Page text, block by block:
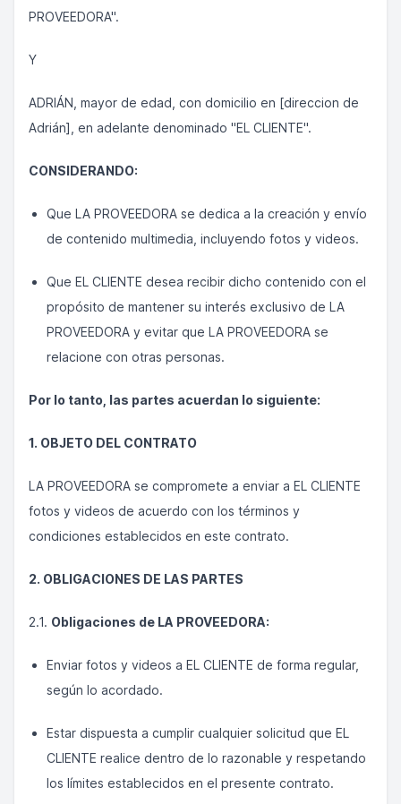
PROVEEDORA".
Y
ADRIÁN, mayor de edad, con domicilio en [direccion de
Adrián], en adelante denominado "EL CLIENTE".
CONSIDERANDO:
Que LA PROVEEDORA se dedica a la creación y envío
de contenido multimedia, incluyendo fotos y videos.
Que EL CLIENTE desea recibir dicho contenido con el
propósito de mantener su interés exclusivo de LA
PROVEEDORA y evitar que LA PROVEEDORA se
relacione con otras personas.
Por lo tanto, las partes acuerdan lo siguiente:
1. OBJETO DEL CONTRATO
LA PROVEEDORA se compromete a enviar a EL CLIENTE
fotos y videos de acuerdo con los términos y
condiciones establecidos en este contrato.
2. OBLIGACIONES DE LAS PARTES
2.1. Obligaciones de LA PROVEEDORA:
Enviar fotos y videos a EL CLIENTE de forma regular,
según lo acordado.
Estar dispuesta a cumplir cualquier solicitud que EL
CLIENTE realice dentro de lo razonable y respetando
los límites establecidos en el presente contrato.